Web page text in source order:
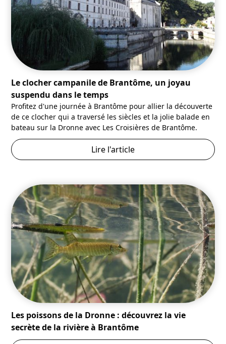
Le clocher campanile de Brantôme, un joyau
suspendu dans le temps
Profitez d'une journée à Brantôme pour allier la découverte
de ce clocher qui a traversé les siècles et la jolie balade en
bateau sur la Dronne avec Les Croisières de Brantôme.
Lire l'article
Les poissons de la Dronne : découvrez la vie
secrète de la rivière à Brantôme